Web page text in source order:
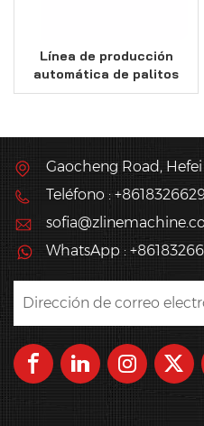
Línea de producción
automática de palitos
de gofre
Gaocheng Road,
Teléfono :
WhatsApp :